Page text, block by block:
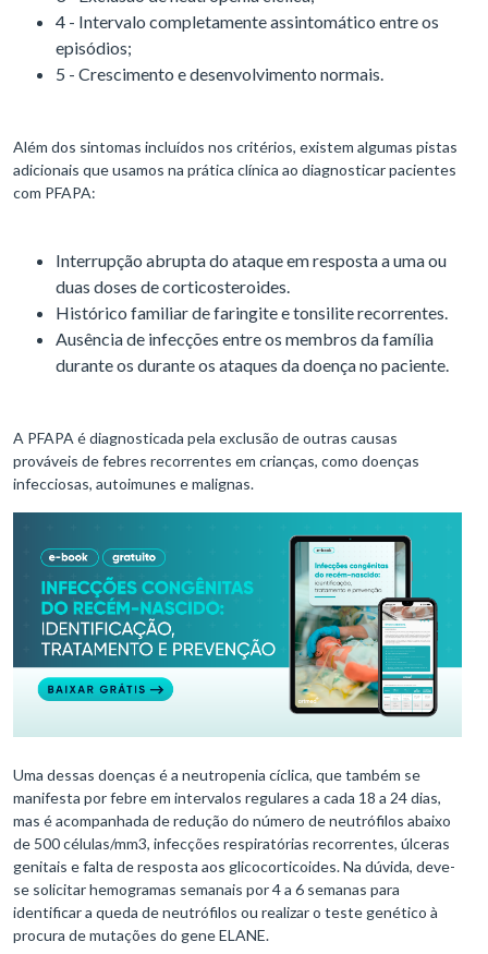
4 - Intervalo completamente assintomático entre os
episódios;
5 - Crescimento e desenvolvimento normais.
Além dos sintomas incluídos nos critérios, existem algumas pistas
adicionais que usamos na prática clínica ao diagnosticar pacientes
com PFAPA:
Interrupção abrupta do ataque em resposta a uma ou
duas doses de corticosteroides.
Histórico familiar de faringite e tonsilite recorrentes.
Ausência de infecções entre os membros da família
durante os durante os ataques da doença no paciente.
A PFAPA é diagnosticada pela exclusão de outras causas
prováveis de febres recorrentes em crianças, como doenças
infecciosas, autoimunes e malignas.
Uma dessas doenças é a neutropenia cíclica, que também se
manifesta por febre em intervalos regulares a cada 18 a 24 dias,
mas é acompanhada de redução do número de neutrófilos abaixo
de 500 células/mm3, infecções respiratórias recorrentes, úlceras
genitais e falta de resposta aos glicocorticoides. Na dúvida, deve-
se solicitar hemogramas semanais por 4 a 6 semanas para
identificar a queda de neutrófilos ou realizar o teste genético à
procura de mutações do gene ELANE.